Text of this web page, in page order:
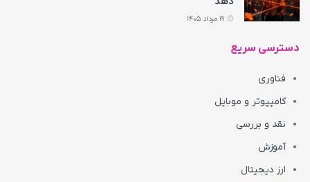
دسترسی سریع
فناوری
کامپیوتر و موبایل
نقد و بررسی
آموزش
ارز دیجیتال